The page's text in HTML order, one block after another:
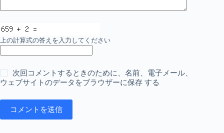
上の計算式の答えを入力してください
次回コメントするときのために、名前、電子メール、
ウェブサイトのデータをブラウザーに保存 する
コメントを送信